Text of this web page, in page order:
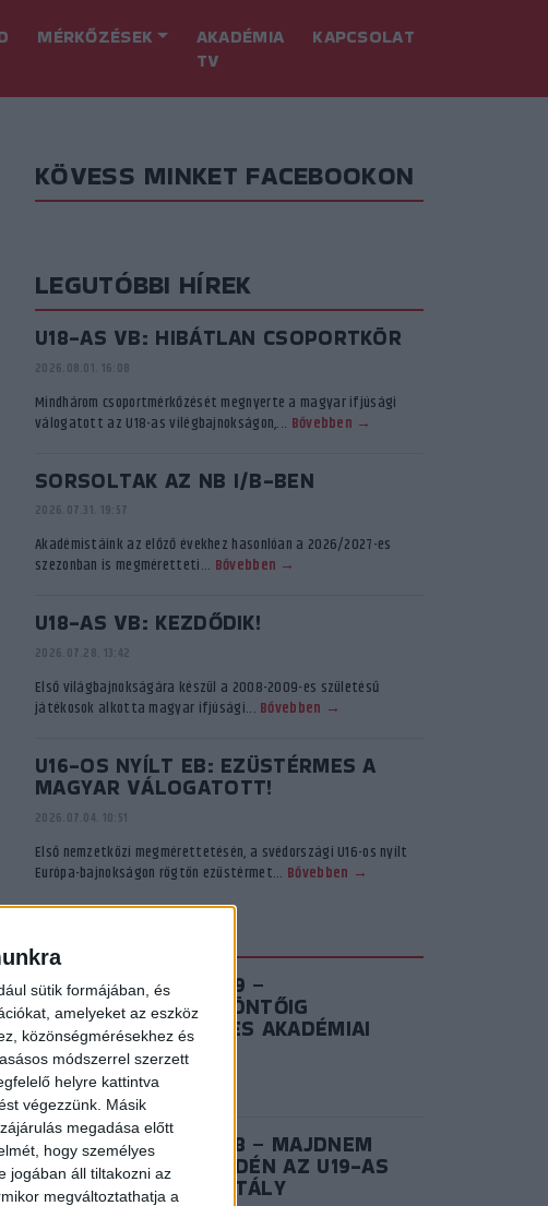
sütik formájában, és
amelyeket az eszköz
közönségmérésekhez és
módszerrel szerzett
helyre kattintva
végezzünk. Másik
megadása előtt
hogy személyes
jogában áll tiltakozni az
megváltoztathatja a
MÉRKŐZÉSEK
AKADÉMIA
TV
KAPCSOLAT
KÖVESS MINKET FACEBOOKON
LEGUTÓBBI HÍREK
U18-AS VB: HIBÁTLAN CSOPORTKÖR
2026.08.01. 16:08
Mindhárom csoportmérkőzését megnyerte a magyar ifjúsági
válogatott az U18-as vilégbajnokságon,... Bővebben →
SORSOLTAK AZ NB I/B-BEN
2026.07.31. 19:57
Akadémistáink az előző évekhez hasonlóan a 2026/2027-es
szezonban is megméretteti... Bővebben →
U18-AS VB: KEZDŐDIK!
2026.07.28. 13:42
Első világbajnokságára készül a 2008-2009-es születésű
játékosok alkotta magyar ifjúsági... Bővebben →
U16-OS NYÍLT EB: EZÜSTÉRMES A
MAGYAR VÁLOGATOTT!
2026.07.04. 10:51
Első nemzetközi megmérettetésén, a svédországi U16-os nyílt
Európa-bajnokságon rögtön ezüstérmet... Bővebben →
PIROSFEHÉR S03E09 –
EZÜSTLÁNYOK: A DÖNTŐIG
MENETELT AZ U17-ES AKADÉMIAI
KOROSZTÁLY
2024.06.28. 15:02
PIROSFEHÉR S03E08 – MAJDNEM
ARANY: REMEKELT IDÉN AZ U19-AS
AKADÉMIAI KOROSZTÁLY